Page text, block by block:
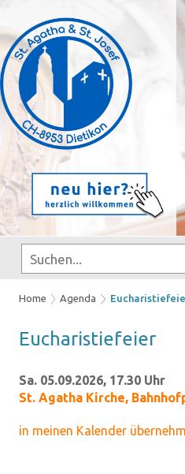
Home Agenda
Eu­cha­ris­tie­fei­er
Sa. 05.09.2026, 17.30 Uhr
St. Agatha Kirche,
in meinen Kalender